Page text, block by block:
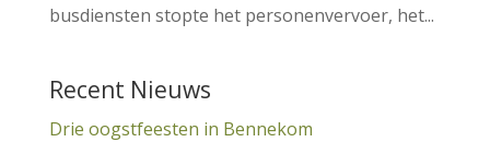
busdiensten stopte het personenvervoer, het...
Recent Nieuws
Drie oogstfeesten in Bennekom